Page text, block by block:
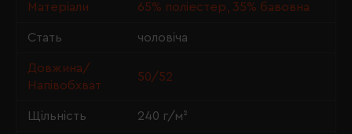
Матеріали 65% поліестер, 35% бавовна
Стать чоловіча
Довжина/
Напівобхват
50/52
Щільність 240 г/м²